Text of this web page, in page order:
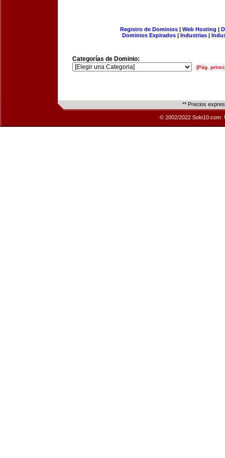
Registro de Dominios| Web Hosting |
Dominios Expirados | Industrias |
Categorías de Dominio:
[Pág.
** Precios
© 2002/2022 Solo10.com